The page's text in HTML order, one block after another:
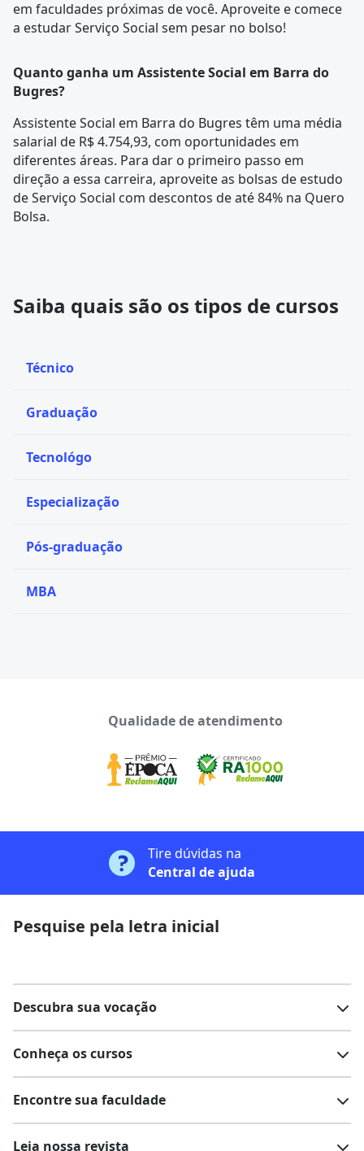
em faculdades próximas de você. Aproveite e comece
a estudar Serviço Social sem pesar no bolso!
Quanto ganha um Assistente Social em Barra do
Bugres?
Assistente Social em Barra do Bugres têm uma média
salarial de R$ 4.754,93, com oportunidades em
diferentes áreas. Para dar o primeiro passo em
direção a essa carreira, aproveite as bolsas de estudo
de Serviço Social com descontos de até 84% na Quero
Bolsa.
Saiba quais são os tipos de cursos
Técnico
Graduação
Tecnológo
Especialização
Pós-graduação
MBA
Qualidade de atendimento
Tire dúvidas na
Central de ajuda
Pesquise pela letra inicial
Descubra sua vocação
Conheça os cursos
Encontre sua faculdade
Leia nossa revista